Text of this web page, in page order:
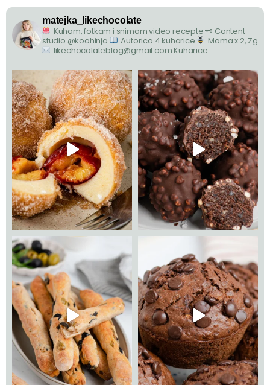
matejka_likechocolate
Kuham, fotkam i snimam video recepte🗝 Content
studio @koohinja
Autorica 4 kuharice
Mama x 2, Zg
likechocolateblog@gmail.com Kuharice: